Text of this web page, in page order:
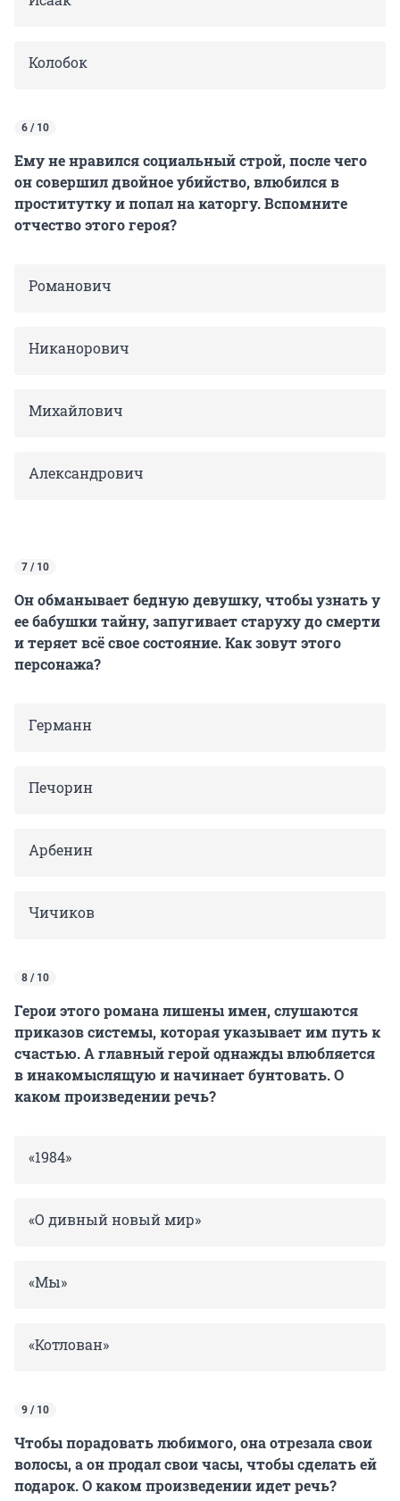
Колобок
6 / 10
Ему не нравился социальный строй, после чего
он совершил двойное убийство, влюбился в
проститутку и попал на каторгу. Вспомните
отчество этого героя?
Романович
Никанорович
Михайлович
Александрович
7 / 10
Он обманывает бедную девушку, чтобы узнать у
ее бабушки тайну, запугивает старуху до смерти
и теряет всё свое состояние. Как зовут этого
персонажа?
Германн
Печорин
Арбенин
Чичиков
8 / 10
Герои этого романа лишены имен, слушаются
приказов системы, которая указывает им путь к
счастью. А главный герой однажды влюбляется
в инакомыслящую и начинает бунтовать. О
каком произведении речь?
«1984»
«О дивный новый мир»
«Мы»
«Котлован»
9 / 10
Чтобы порадовать любимого, она отрезала свои
волосы, а он продал свои часы, чтобы сделать ей
подарок. О каком произведении идет речь?